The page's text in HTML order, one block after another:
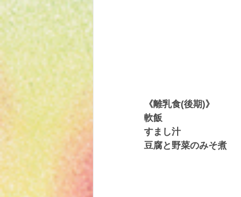
《離乳食(後期)》
軟飯
すまし汁
豆腐と野菜のみそ煮